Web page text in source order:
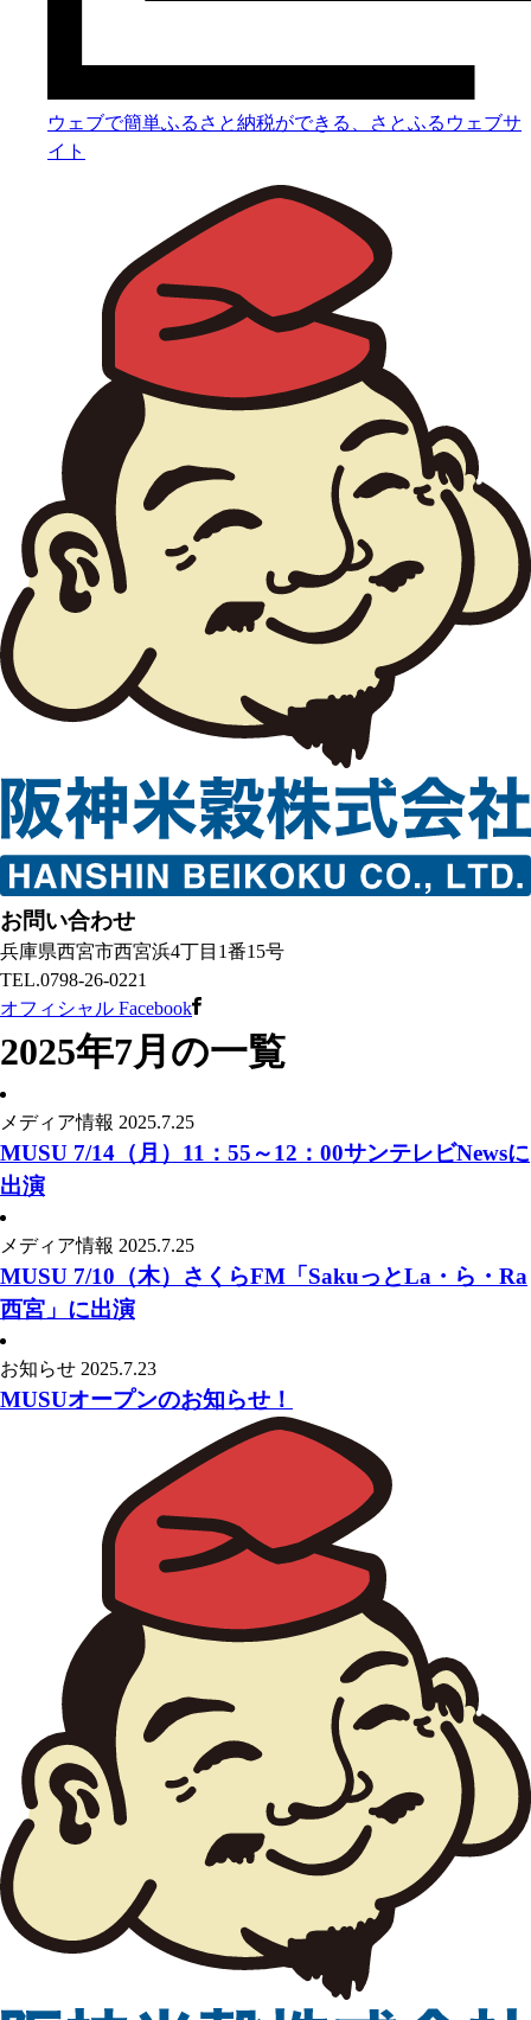
ウェブで簡単ふるさと納税ができる、さとふるウェブサ
イト
お問い合わせ
兵庫県西宮市西宮浜4丁目1番15号
TEL.0798-26-0221
オフィシャル Facebook
2025年7月の一覧
メディア情報 2025.7.25
MUSU 7/14（月）11：55～12：00サンテレビNewsに
出演
メディア情報 2025.7.25
MUSU 7/10（木）さくらFM「SakuっとLa・ら・Ra
西宮」に出演
お知らせ 2025.7.23
MUSUオープンのお知らせ！